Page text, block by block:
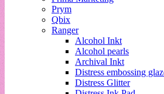
Prym
Qbix
Ranger
Alcohol Inkt
Alcohol pearls
Archival Inkt
Distress embossing
Distress Glitter